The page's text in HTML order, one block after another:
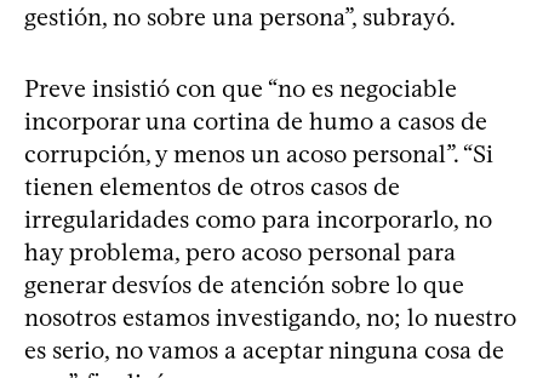
gestión, no sobre una persona”, subrayó.
Preve insistió con que “no es negociable
incorporar una cortina de humo a casos de
corrupción, y menos un acoso personal”. “Si
tienen elementos de otros casos de
irregularidades como para incorporarlo, no
hay problema, pero acoso personal para
generar desvíos de atención sobre lo que
nosotros estamos investigando, no; lo nuestro
es serio, no vamos a aceptar ninguna cosa de